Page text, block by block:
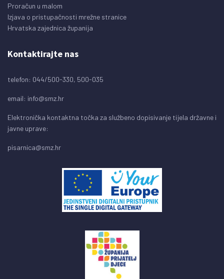
Proračun u malom
Izjava o pristupačnosti mrežne stranice
Hrvatska zajednica županija
Kontaktirajte nas
telefon: 044/500-330, 500-035
email: info@smz.hr
Elektronička kontaktna točka za službeno dopisivanje tijela državne i
javne uprave:
pisarnica@smz.hr